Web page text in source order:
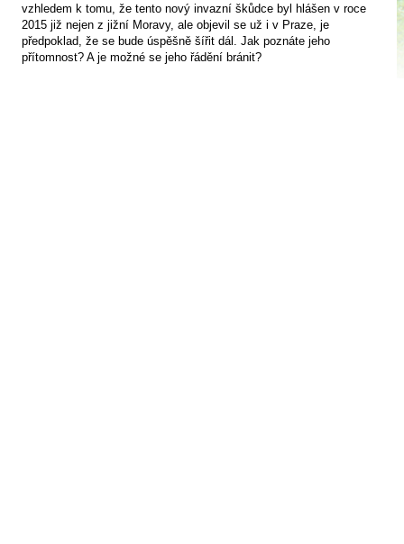
vzhledem k tomu, že tento nový invazní škůdce byl hlášen v roce
2015 již nejen z jižní Moravy, ale objevil se už i v Praze, je
předpoklad, že se bude úspěšně šířit dál. Jak poznáte jeho
přítomnost? A je možné se jeho řádění bránit?